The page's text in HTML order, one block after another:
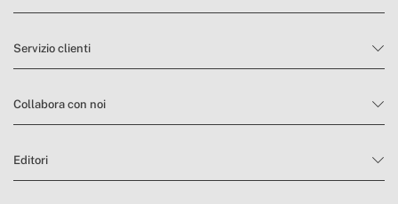
Servizio clienti
Collabora con noi
Editori